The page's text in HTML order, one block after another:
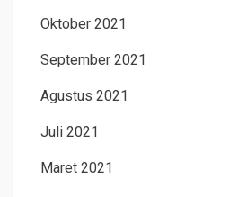
Oktober 2021
September 2021
Agustus 2021
Juli 2021
Maret 2021